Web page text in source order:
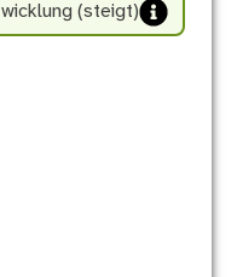
(steigt)